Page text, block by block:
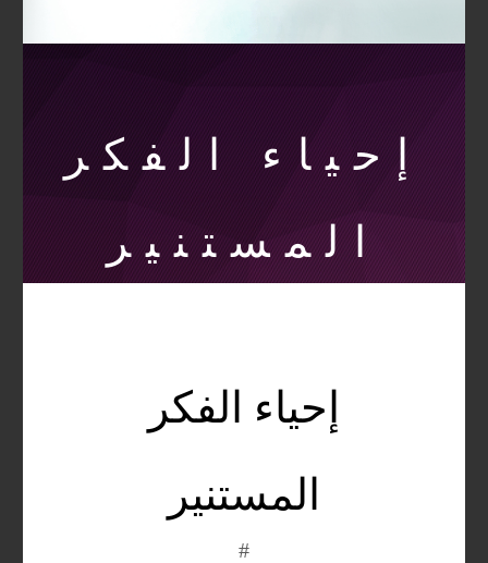
إحياء الفكر
المستنير
إحياء الفكر
المستنير
#